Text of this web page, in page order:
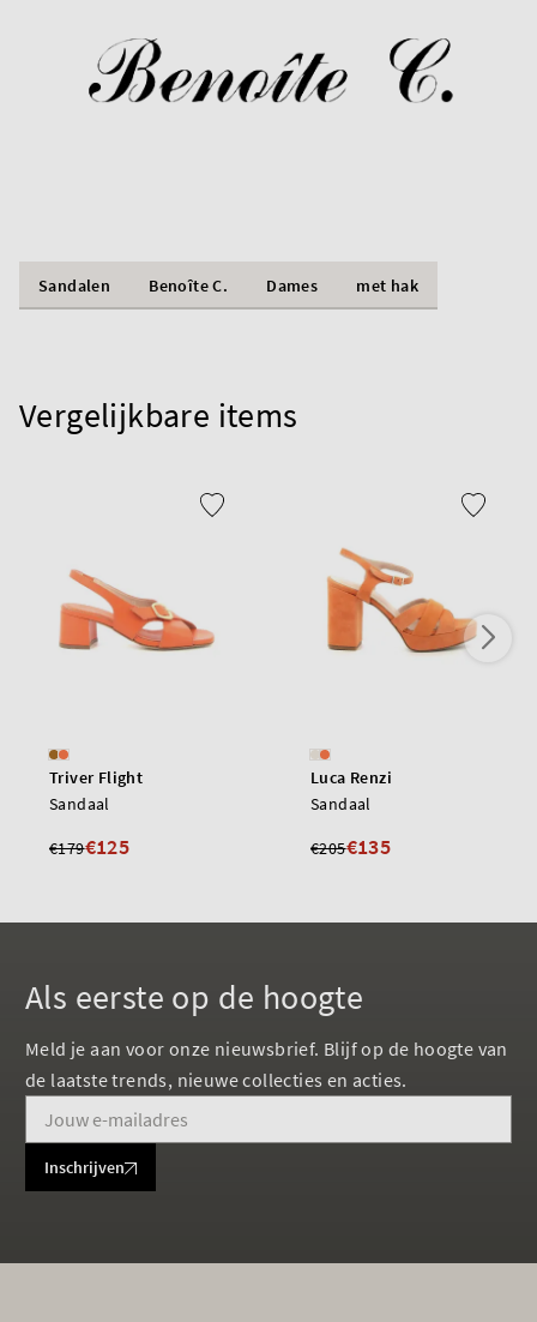
Sandalen Benoîte C. Dames met hak
Vergelijkbare items
Triver Flight
Sandaal
€179€125
Luca Renzi
Sandaal
€205€135
Als eerste op de hoogte
Meld je aan voor onze nieuwsbrief. Blijf op de hoogte van
de laatste trends, nieuwe collecties en acties.
Inschrijven